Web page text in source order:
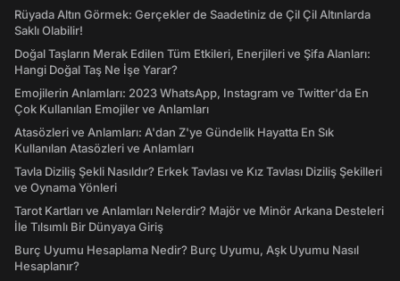
Rüyada Altın Görmek: Gerçekler de Saadetiniz de Çil Çil Altınlarda
Saklı Olabilir!
Doğal Taşların Merak Edilen Tüm Etkileri, Enerjileri ve Şifa Alanları:
Hangi Doğal Taş Ne İşe Yarar?
Emojilerin Anlamları: 2023 WhatsApp, Instagram ve Twitter'da En
Çok Kullanılan Emojiler ve Anlamları
Atasözleri ve Anlamları: A'dan Z'ye Gündelik Hayatta En Sık
Kullanılan Atasözleri ve Anlamları
Tavla Diziliş Şekli Nasıldır? Erkek Tavlası ve Kız Tavlası Diziliş Şekilleri
ve Oynama Yönleri
Tarot Kartları ve Anlamları Nelerdir? Majör ve Minör Arkana Desteleri
İle Tılsımlı Bir Dünyaya Giriş
Burç Uyumu Hesaplama Nedir? Burç Uyumu, Aşk Uyumu Nasıl
Hesaplanır?